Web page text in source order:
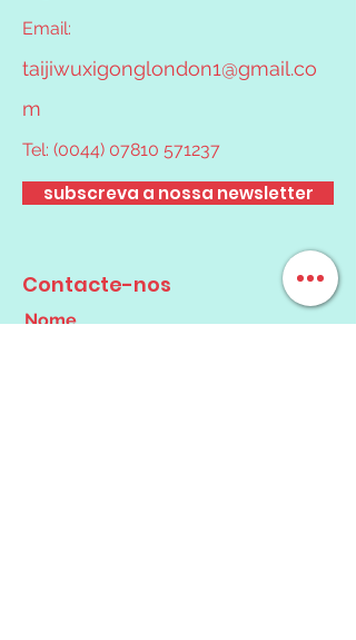
Email:
taijiwuxigonglondon1@gmail.co
m
Tel: (0044) 07810 571237
subscreva a nossa newsletter
Contacte-nos
Nome